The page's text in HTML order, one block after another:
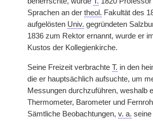
Sprachen an der theol. Fakultät des
aufgelösten Univ. gegründeten
1836 zum Rektor ernannt, wurde er
Kustos der Kollegienkirche.
Seine Freizeit verbrachte T. in den
die er hauptsächlich aufsuchte, um
Messungen durchzuführen, weshalb
Thermometer, Barometer und
Sämtliche Beobachtungen, v. a.